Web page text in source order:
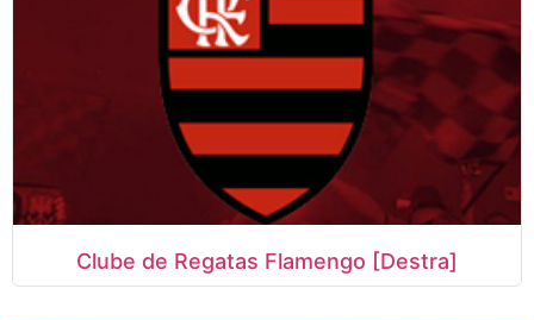
Clube de Regatas Flamengo [Destra]